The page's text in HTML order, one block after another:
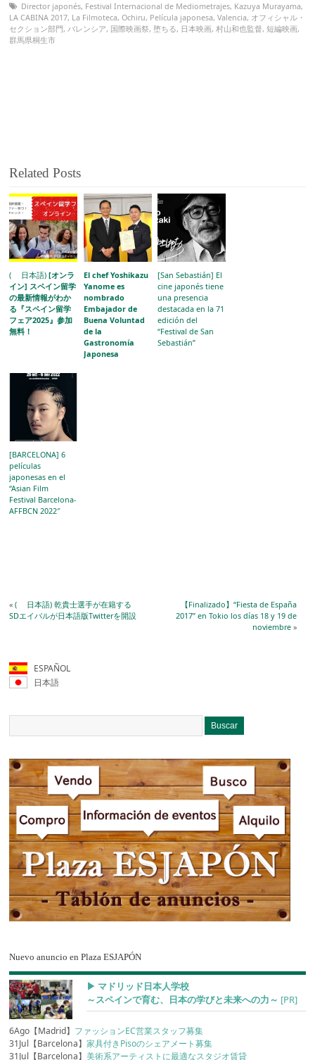
Director japonés, Festival Internacional de Mediometrajes, Kazuya Murayama,
LA CABINA 2017, La Filmoteca,Ochiru, Película japonesa,Valencia, オフィシャル・
セクション部門,バレンシア, 国際映画祭, 堕ちる, 日本映画,村山和也監督,短編映画,
群馬県桐生市
Related Posts
( 日本語)[オンラ
イン] スペイン留学
の最新情報がわか
る『スペイン留学
フェア2025』参加
無料！
El chef Yoshikazu
Yanome es
nombrado
Embajador de
Buena Voluntad
de la
Gastronomía
Japonesa
[San Sebastián] El
cine japonés tiene
una presencia
destacada en la 71
edición del
“Festival de San
Sebastián”
[BARCELONA] 6
películas
japonesas en el
“Asian Film
Festival Barcelona-
AFFBCN 2022″
«( 日本語) 乾貴士選手が在籍する
SDエイバルが日本語版Twitterを開設
【Finalizado】“Fiesta de España
2017” en Tokio los días 18 y 19 de
noviembre»
ESPAÑOL
日本語
Nuevo anuncio en Plaza ESJAPÓN
▶︎ マドリッド日本人学校
～スペインで育む、日本の学びと未来への力～ [PR]
6Ago【Madrid】 ファッションEC営業スタッフ募集
31Jul【Barcelona】家具付きPisoのシェアメート募集
31Jul【Barcelona】美術系アーティストに最適なスタジオ賃貸